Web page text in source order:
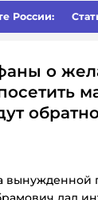
России:
о
вынужденной